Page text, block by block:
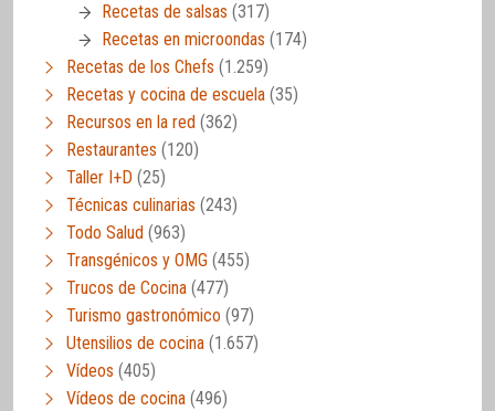
Recetas de salsas (317)
Recetas en microondas (174)
Recetas de los Chefs (1.259)
Recetas y cocina de escuela (35)
Recursos en la red (362)
Restaurantes (120)
Taller I+D (25)
Técnicas culinarias (243)
Todo Salud (963)
Transgénicos y OMG (455)
Trucos de Cocina (477)
Turismo gastronómico (97)
Utensilios de cocina (1.657)
Vídeos (405)
Vídeos de cocina (496)